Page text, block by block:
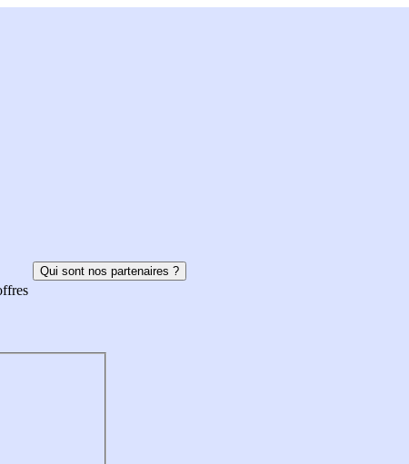
Qui sont nos partenaires ?